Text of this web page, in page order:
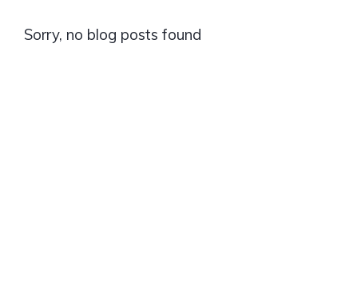
Sorry, no blog posts found